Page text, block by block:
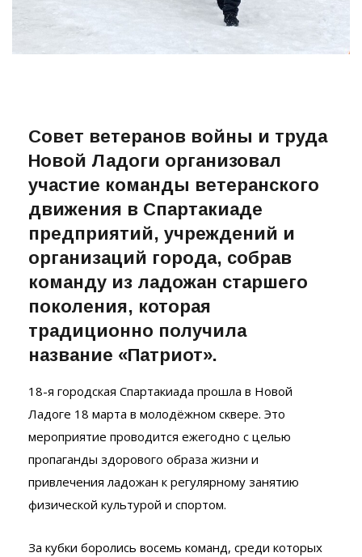
Совет ветеранов войны и труда
Новой Ладоги организовал
участие команды ветеранского
движения в Спартакиаде
предприятий, учреждений и
организаций города, собрав
команду из ладожан старшего
поколения, которая
традиционно получила
название «Патриот».
18-я городская Спартакиада прошла в Новой
Ладоге 18 марта в молодёжном сквере. Это
мероприятие проводится ежегодно с целью
пропаганды здорового образа жизни и
привлечения ладожан к регулярному занятию
физической культурой и спортом.
За кубки боролись восемь команд, среди которых